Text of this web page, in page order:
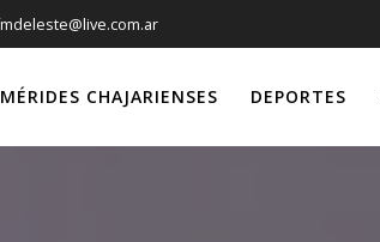
CHAJARIENSES DEPORTES